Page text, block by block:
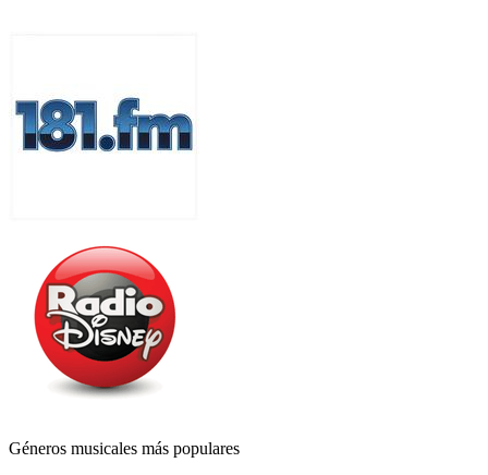
Géneros musicales más populares